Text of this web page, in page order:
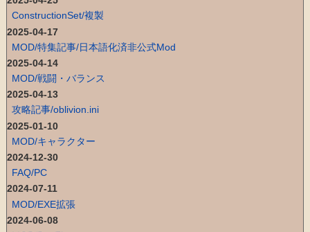
ConstructionSet/複製
2025-04-17
MOD/特集記事/日本語化済非公式Mod
2025-04-14
MOD/戦闘・バランス
2025-04-13
攻略記事/oblivion.ini
2025-01-10
MOD/キャラクター
2024-12-30
FAQ/PC
2024-07-11
MOD/EXE拡張
2024-06-08